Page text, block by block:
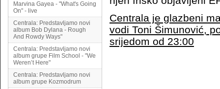
Marvina Gayea - "What's Going
On" - live
Centrala: Predstavljamo novi
album Bob Dylana - Rough
And Rowdy Ways"
Centrala: Predstavljamo novi
album grupe Film School - "We
Weren’t Here"
Centrala: Predstavljamo novi
album grupe Kozmodrum
Centrala je glazbeni
vodi Toni Šimunović,
srijedom od 23:00